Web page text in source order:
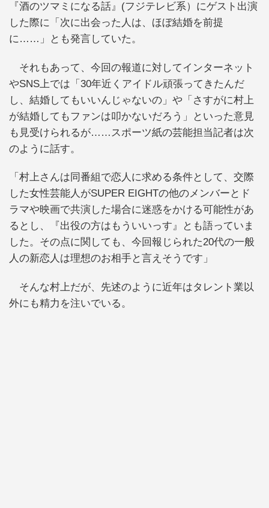
『酒のツマミになる話』(フジテレビ系）にゲスト出演
した際に「次に出会った人は、ほぼ結婚を前提
に……」とも発言していた。
それもあって、今回の報道に対してインターネット
やSNS上では「30年近くアイドル頑張ってきたんだ
し、結婚してもいいんじゃないの」や「さすがに村上
が結婚してもファンは叩かないだろう」といった意見
も見受けられるが……スポーツ紙の芸能担当記者は次
のように話す。
「村上さんは同番組で恋人に求める条件として、交際
した女性芸能人がSUPER EIGHTの他のメンバーとド
ラマや映画で共演した場合に迷惑をかける可能性があ
るとし、『出役の方はもういいっす』とも語っていま
した。その点に関しても、今回報じられた20代の一般
人の新恋人は理想のお相手と言えそうです」
そんな村上だが、先述のように近年はタレント業以
外にも精力を注いでいる。